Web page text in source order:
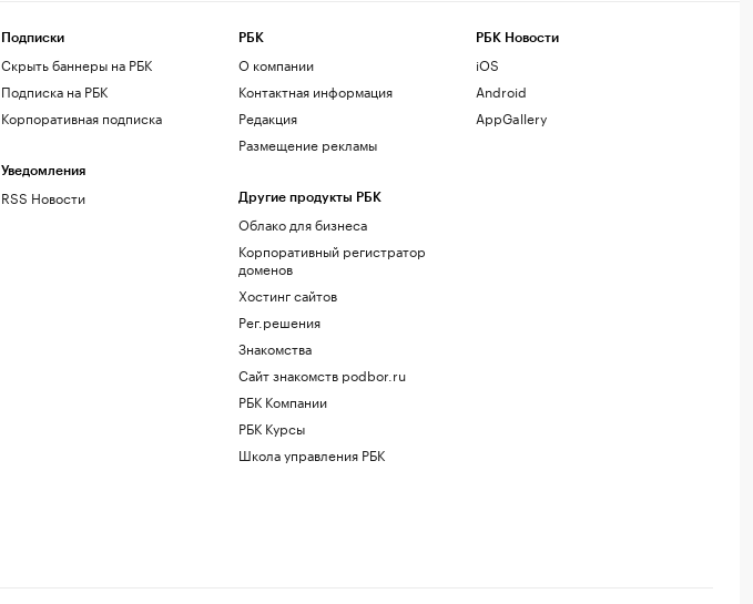
Подписки
Скрыть баннеры на РБК
Подписка на РБК
Корпоративная подписка
Уведомления
RSS Новости
РБК
О компании
Контактная информация
Редакция
Размещение рекламы
Другие продукты РБК
Облако для бизнеса
Корпоративный регистратор
доменов
Хостинг сайтов
Рег.решения
Знакомства
Сайт знакомств podbor.ru
РБК Компании
РБК Курсы
Школа управления РБК
РБК Новости
iOS
Android
AppGallery